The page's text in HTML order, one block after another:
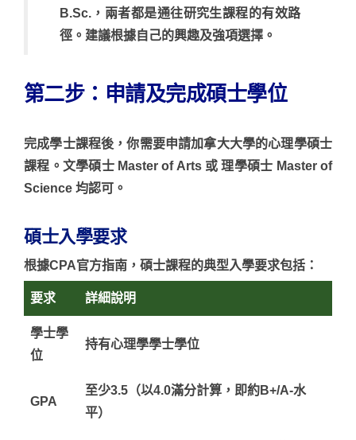
B.Sc.，兩者都是通往研究生課程的有效路
徑。建議根據自己的興趣及強項選擇。
第二步：申請及完成碩士學位
完成學士課程後，你需要申請加拿大大學的心理學碩士
課程。文學碩士 Master of Arts 或 理學碩士 Master of
Science 均認可。
碩士入學要求
根據CPA官方指南，碩士課程的典型入學要求包括：
要求 詳細說明
學士學
位
持有心理學學士學位
GPA
至少3.5（以4.0滿分計算，即約B+/A-水
平）